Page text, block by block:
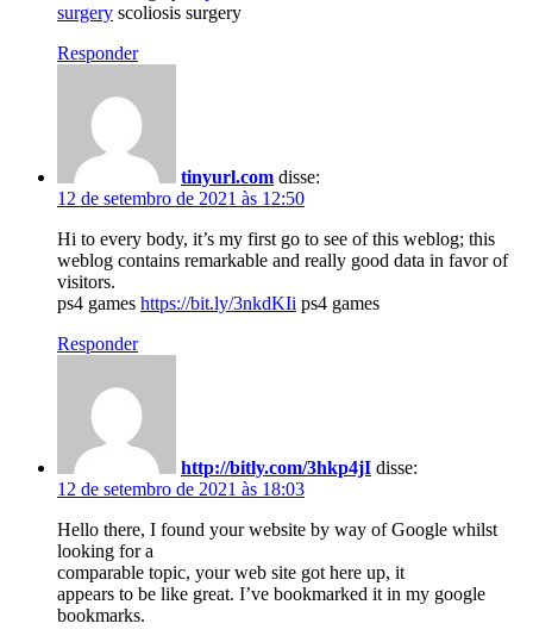
surgery scoliosis surgery
Responder
tinyurl.com disse:
12 de setembro de 2021 às 12:50
Hi to every body, it’s my first go to see of this weblog; this
weblog contains remarkable and really good data in favor of
visitors.
ps4 games https://bit.ly/3nkdKIi ps4 games
Responder
http://bitly.com/3hkp4jI disse:
12 de setembro de 2021 às 18:03
Hello there, I found your website by way of Google whilst
looking for a
comparable topic, your web site got here up, it
appears to be like great. I’ve bookmarked it in my google
bookmarks.